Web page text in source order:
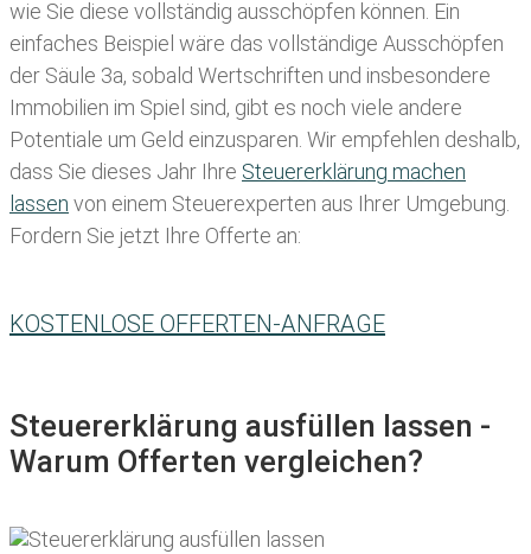
wie Sie diese vollständig ausschöpfen können. Ein
einfaches Beispiel wäre das vollständige Ausschöpfen
der Säule 3a, sobald Wertschriften und insbesondere
Immobilien im Spiel sind, gibt es noch viele andere
Potentiale um Geld einzusparen. Wir empfehlen deshalb,
dass Sie dieses Jahr Ihre Steuererklärung machen
lassen von einem Steuerexperten aus Ihrer Umgebung.
Fordern Sie jetzt Ihre Offerte an:
KOSTENLOSE OFFERTEN-ANFRAGE
Steuererklärung ausfüllen lassen -
Warum Offerten vergleichen?